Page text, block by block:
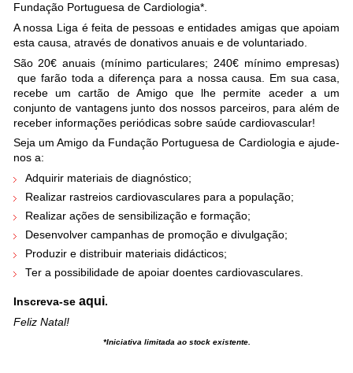
Fundação Portuguesa de Cardiologia*.
A nossa Liga é feita de pessoas e entidades amigas que apoiam
esta causa, através de donativos anuais e de voluntariado.
São 20€ anuais (mínimo particulares; 240€ mínimo empresas)
que farão toda a diferença para a nossa causa. Em sua casa,
recebe um cartão de Amigo que lhe permite aceder a um
conjunto de vantagens junto dos nossos parceiros, para além de
receber informações periódicas sobre saúde cardiovascular!
Seja um Amigo da Fundação Portuguesa de Cardiologia e ajude-
nos a:
Adquirir materiais de diagnóstico;
Realizar rastreios cardiovasculares para a população;
Realizar ações de sensibilização e formação;
Desenvolver campanhas de promoção e divulgação;
Produzir e distribuir materiais didácticos;
Ter a possibilidade de apoiar doentes cardiovasculares.
Inscreva-se aqui.
Feliz Natal!
*Iniciativa limitada ao stock existente.